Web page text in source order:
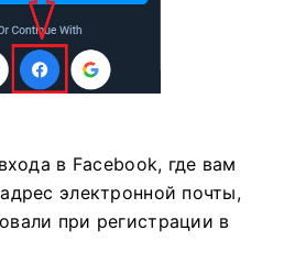
в Facebook, где вам
электронной почты,
при регистрации в